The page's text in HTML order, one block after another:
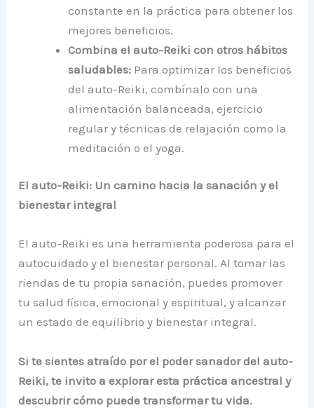
constante en la práctica para obtener los
mejores beneficios.
Combina el auto-Reiki con otros hábitos
saludables: Para optimizar los beneficios
del auto-Reiki, combínalo con una
alimentación balanceada, ejercicio
regular y técnicas de relajación como la
meditación o el yoga.
El auto-Reiki: Un camino hacia la sanación y el
bienestar integral
El auto-Reiki es una herramienta poderosa para el
autocuidado y el bienestar personal. Al tomar las
riendas de tu propia sanación, puedes promover
tu salud física, emocional y espiritual, y alcanzar
un estado de equilibrio y bienestar integral.
Si te sientes atraído por el poder sanador del auto-
Reiki, te invito a explorar esta práctica ancestral y
descubrir cómo puede transformar tu vida.